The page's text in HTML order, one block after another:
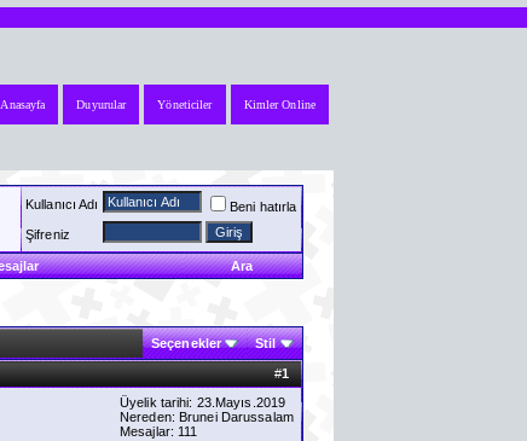
Kimler Online
Yöneticiler
Duyurular
Anasayfa
Kullanıcı Adı
Beni hatırla
Şifreniz
Ara
Seçenekler Stil
#1
Üyelik tarihi: 23.Mayıs.2019
Nereden: Brunei Darussalam
Mesajlar: 111